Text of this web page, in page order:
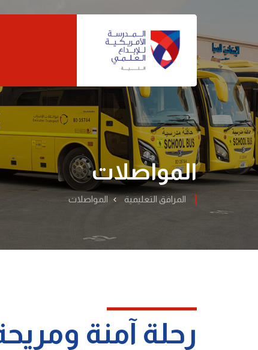
المواصلات
المرافق التعليمية المواصلات
رحلة آمنة